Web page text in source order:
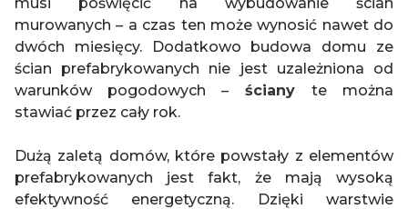
murowanych – a czas ten może wynosić nawet do
dwóch miesięcy. Dodatkowo budowa domu ze
ścian prefabrykowanych nie jest uzależniona od
warunków pogodowych – ściany te można
stawiać przez cały rok.
Dużą zaletą domów, które powstały z elementów
prefabrykowanych jest fakt, że mają wysoką
efektywność energetyczną. Dzięki warstwie